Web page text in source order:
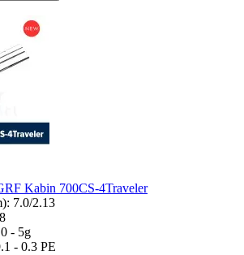
Kabin 700CS-4Traveler
7.0/2.13
0 - 5g
- 0.3 PE